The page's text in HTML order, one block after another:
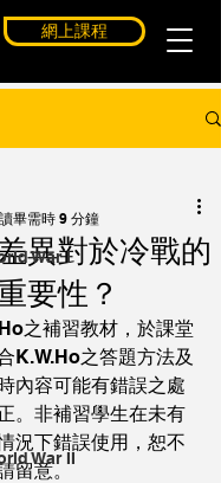
網上課程
War I
War II
異對於冷戰的
要性？
讀畢需時 9 分鐘
之補習教材，於課堂
K.W.Ho之答題方法及
內容可能有錯誤之處
。非補習學生在未有
況下錯誤使用，恕不
留意。